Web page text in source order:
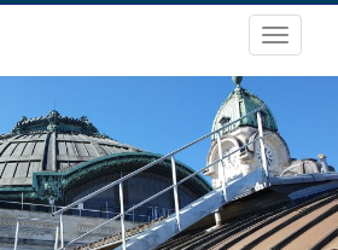
Ouvrir
le